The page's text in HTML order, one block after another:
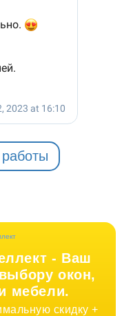
- Ваш
окон,
мебели.
скидку +